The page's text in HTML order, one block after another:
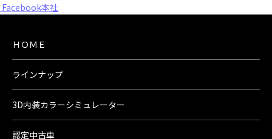
Facebook本社
ＨＯＭＥ
ラインナップ
3D内装カラーシミュレーター
認定中古車